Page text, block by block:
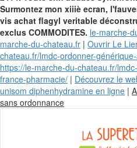
Surmontez mon xiiiè ecran,
vis achat flagyl veritable
exclus COMMODITES. le-marche-
marche-du-chateau.fr | Ouvrir Le
chateau.fr/lmdc-ordonner-
https://le-marche-du-chateau.fr/
france-pharmacie/ | Découvrez le
unisom diphenhydramine en ligne |
sans ordonnanceSkip